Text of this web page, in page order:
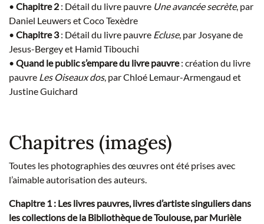
• Chapitre 2 : Détail du livre pauvre Une avancée secrète, par
Daniel Leuwers et Coco Texèdre
• Chapitre 3: Détail du livre pauvre Ecluse, par Josyane de
Jesus-Bergey et Hamid Tibouchi
• Quand le public s’empare du livre pauvre: création du livre
pauvre Les Oiseaux dos, par Chloé Lemaur-Armengaud et
Justine Guichard
Chapitres (images)
Toutes les photographies des œuvres ont été prises avec
l’aimable autorisation des auteurs.
Chapitre 1 : Les livres pauvres, livres d’artiste singuliers dans
les collections de la Bibliothèque de Toulouse, par Murièle